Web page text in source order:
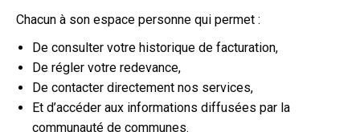
Chacun à son espace personne qui permet :
De consulter votre historique de facturation,
De régler votre redevance,
De contacter directement nos services,
Et d’accéder aux informations diffusées par la
communauté de communes.